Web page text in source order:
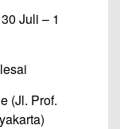
Juli – 1
Prof.